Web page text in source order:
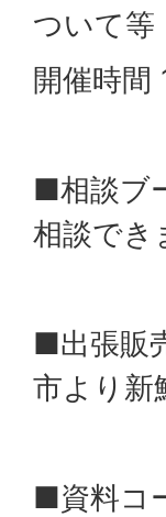
ついて等
開催時間
■相談ブ
相談でき
■出張販
市より新
■資料コ